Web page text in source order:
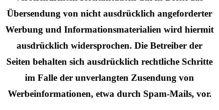
Übersendung von nicht ausdrücklich angeforderter
Werbung und Informationsmaterialien wird hiermit
ausdrücklich widersprochen. Die Betreiber der
Seiten behalten sich ausdrücklich rechtliche Schritte
im Falle der unverlangten Zusendung von
Werbeinformationen, etwa durch Spam-Mails, vor.